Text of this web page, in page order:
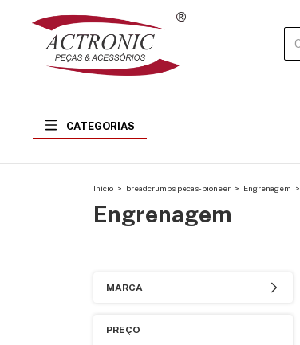
CATEGORIAS
Início > breadcrumbs.pecas-pioneer > Engrenagem >
Engrenagem
MARCA
PREÇO